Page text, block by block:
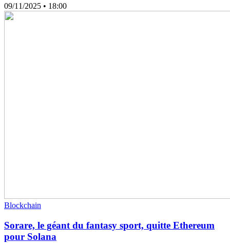
09/11/2025 • 18:00
Blockchain
Sorare, le géant du fantasy sport, quitte Ethereum
pour Solana